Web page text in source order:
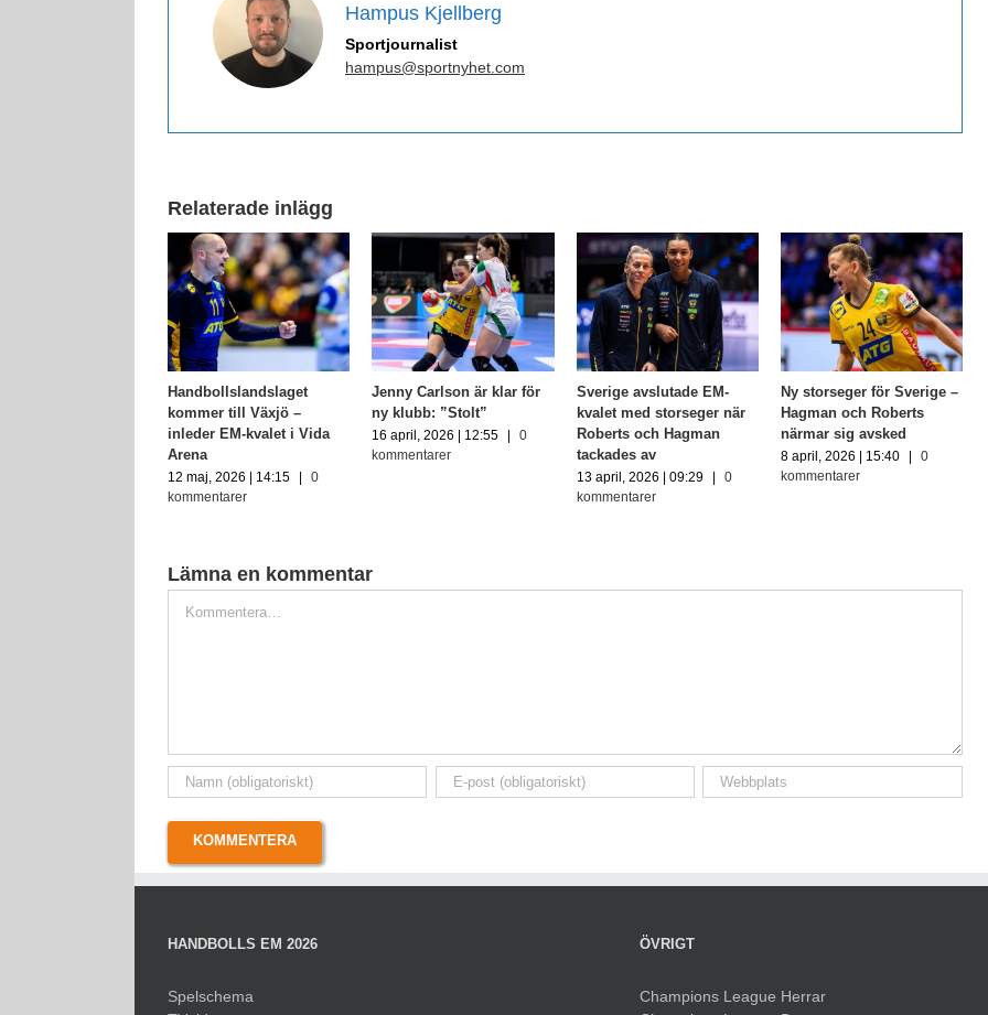
Hampus Kjellberg
Sportjournalist
hampus@sportnyhet.com
Relaterade inlägg
Handbollslandslaget
kommer till Växjö –
inleder EM-kvalet i Vida
Arena
12 maj, 2026 | 14:15
0
kommentarer
Jenny Carlson är klar för
ny klubb: ”Stolt”
16 april, 2026 | 12:55
0
kommentarer
Sverige avslutade EM-
kvalet med storseger när
Roberts och Hagman
tackades av
13 april, 2026 | 09:29
0
kommentarer
Ny storseger för Sverige –
Hagman och Roberts
närmar sig avsked
8 april, 2026 | 15:40
0
kommentarer
Lämna en kommentar
HANDBOLLS EM 2026
Spelschema
ÖVRIGT
Champions League Herrar